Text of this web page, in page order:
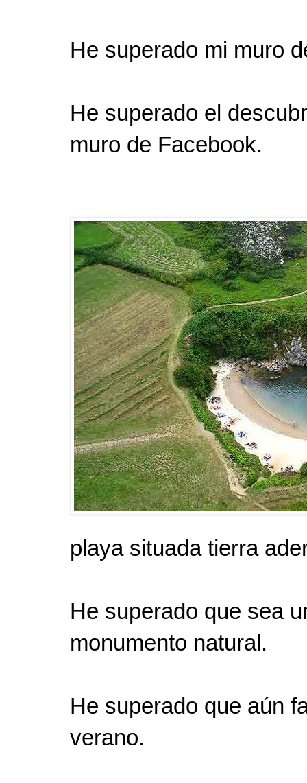
He superado mi muro
He superado el
muro de Facebook.
playa situada tierra
He superado que sea
monumento natural.
He superado que aún
verano.